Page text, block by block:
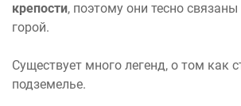
крепости, поэтому они тесно
горой.
Существует много легенд, о том как
подземелье.